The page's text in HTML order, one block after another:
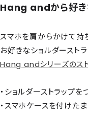
Hang andから好き
スマホを肩からかけて持
お好きなショルダースト
Hang andシリーズのス
・ショルダーストラップ
・スマホケースを付けた